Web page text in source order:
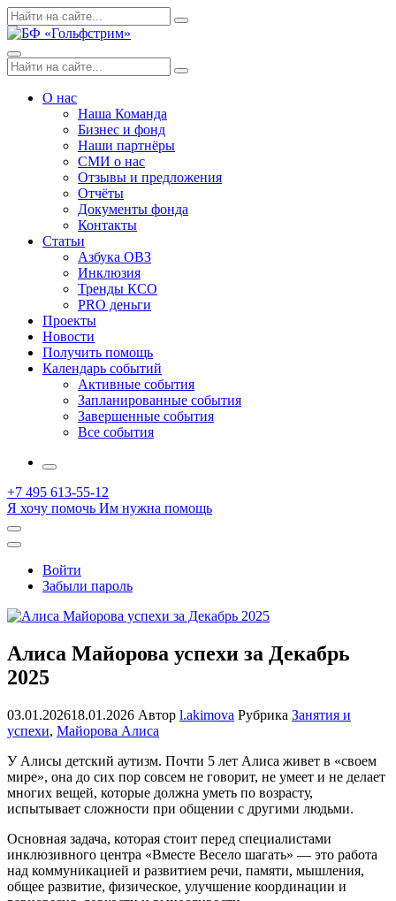
Skip
to
Поиск
по:
Search
Menu
Поиск
по:
Search
О нас
Наша Команда
Бизнес и фонд
Наши партнёры
СМИ о нас
Отзывы и предложения
Отчёты
Документы фонда
Контакты
Статьи
Азбука ОВЗ
Инклюзия
Тренды КСО
PRO деньги
Проекты
Новости
Получить помощь
Календарь событий
Активные события
Запланированные события
Завершенные события
Все события
More
+7 495 613-55-12
Я хочу помочь Им нужна помощь
Открыть
поиск
Профиль
Войти
Забыли пароль
Алиса Майорова успехи за Декабрь
2025
03.01.202618.01.2026 Автор l.akimova Рубрика Занятия и
успехи, Майорова Алиса
У Алисы детский аутизм. Почти 5 лет Алиса живет в «своем
мире», она до сих пор совсем не говорит, не умеет и не делает
многих вещей, которые должна уметь по возрасту,
испытывает сложности при общении с другими людьми.
Основная задача, которая стоит перед специалистами
инклюзивного центра «Вместе Весело шагать» — это работа
над коммуникацией и развитием речи, памяти, мышления,
общее развитие, физическое, улучшение координации и